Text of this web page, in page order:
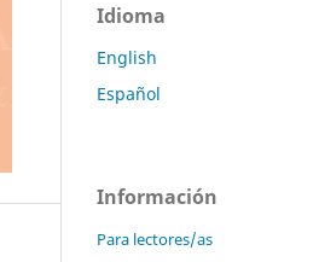
Idioma
English
Español
Información
Para lectores/as